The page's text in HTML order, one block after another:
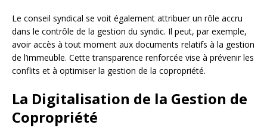
Le conseil syndical se voit également attribuer un rôle accru
dans le contrôle de la gestion du syndic. Il peut, par exemple,
avoir accès à tout moment aux documents relatifs à la gestion
de l’immeuble. Cette transparence renforcée vise à prévenir les
conflits et à optimiser la gestion de la copropriété.
La Digitalisation de la Gestion de
Copropriété